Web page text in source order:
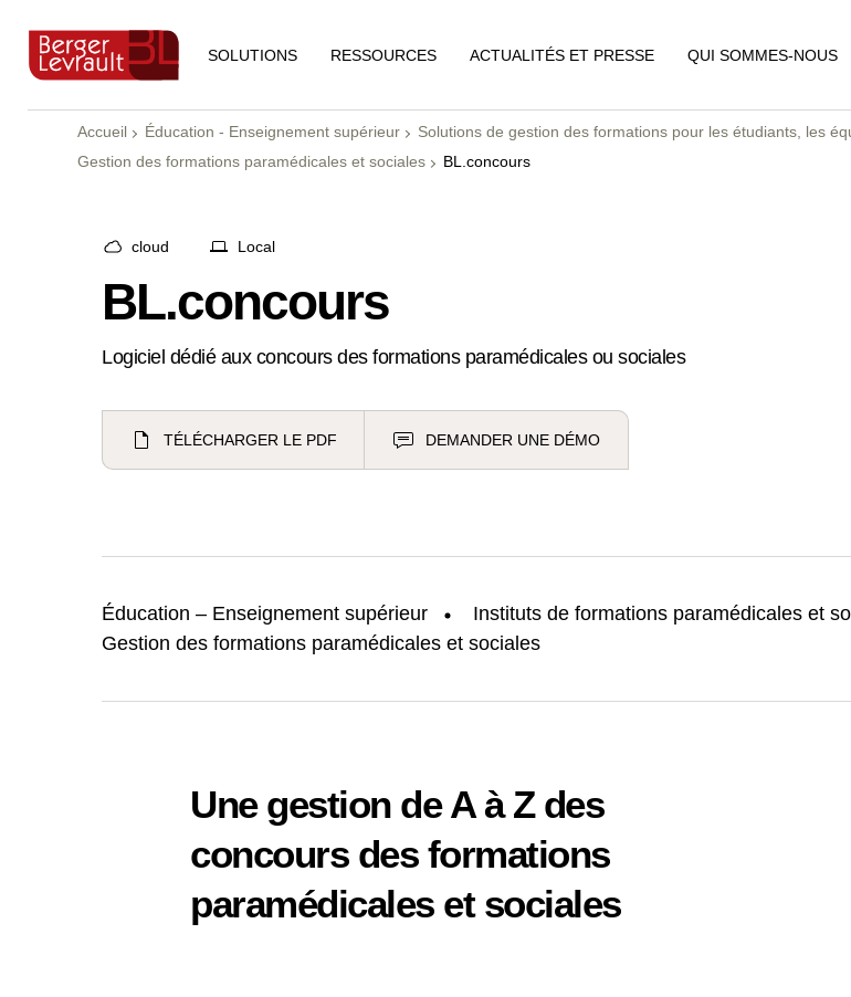
SOLUTIONS RESSOURCES ACTUALITÉS ET PRESSE QUI SOMMES-NOUS
Accueil Éducation - Enseignement supérieur
Solutions de gestion des formations pour les étudiants, les
Gestion des formations paramédicales et sociales
BL.concours
cloud Local
BL.concours
Logiciel dédié aux concours des formations paramédicales ou sociales
TÉLÉCHARGER LE PDF DEMANDER UNE DÉMO
Éducation – Enseignement supérieur
Instituts de formations paramédicales et
Gestion des formations paramédicales et sociales
Une gestion de A à Z des
concours des formations
paramédicales et sociales